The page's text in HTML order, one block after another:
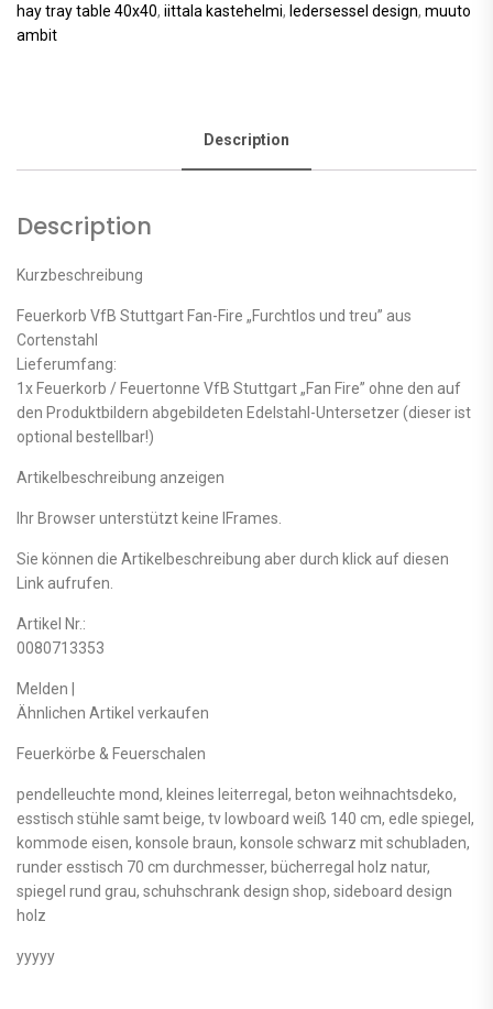
hay tray table 40x40, iittala kastehelmi, ledersessel design, muuto
ambit
Description
Description
Kurzbeschreibung
Feuerkorb VfB Stuttgart Fan-Fire „Furchtlos und treu” aus
Cortenstahl
Lieferumfang:
1x Feuerkorb / Feuertonne VfB Stuttgart „Fan Fire” ohne den auf
den Produktbildern abgebildeten Edelstahl-Untersetzer (dieser ist
optional bestellbar!)
Artikelbeschreibung anzeigen
Ihr Browser unterstützt keine IFrames.
Sie können die Artikelbeschreibung aber durch klick auf diesen
Link aufrufen.
Artikel Nr.:
0080713353
Melden |
Ähnlichen Artikel verkaufen
Feuerkörbe & Feuerschalen
pendelleuchte mond, kleines leiterregal, beton weihnachtsdeko,
esstisch stühle samt beige, tv lowboard weiß 140 cm, edle spiegel,
kommode eisen, konsole braun, konsole schwarz mit schubladen,
runder esstisch 70 cm durchmesser, bücherregal holz natur,
spiegel rund grau, schuhschrank design shop, sideboard design
holz
yyyyy